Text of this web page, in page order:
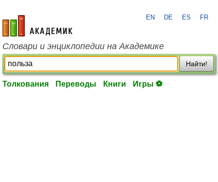
academic.ru
EN DE ES FR
Словари и энциклопедии на Академике
Найти!
Толкования Переводы Книги Игры ⚽